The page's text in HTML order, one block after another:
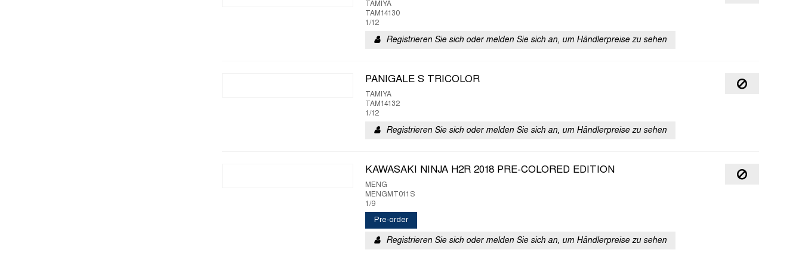
TAMIYA
TAM14130
1/12
Registrieren Sie sich oder melden Sie sich an, um Händlerpreise zu sehen
PANIGALE S TRICOLOR
TAMIYA
TAM14132
1/12
Registrieren Sie sich oder melden Sie sich an, um Händlerpreise zu sehen
KAWASAKI NINJA H2R 2018 PRE-COLORED EDITION
MENG
MENGMT011S
1/9
Pre-order
Registrieren Sie sich oder melden Sie sich an, um Händlerpreise zu sehen